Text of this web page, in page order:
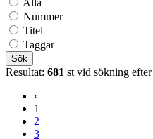
Nummer
Titel
Taggar
Sök
Resultat: 681 st vid sökning efter
‹
1
2
3